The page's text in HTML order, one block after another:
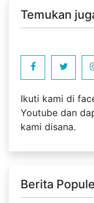
Temukan
Ikuti kami di
Youtube dan
kami disana.
Berita